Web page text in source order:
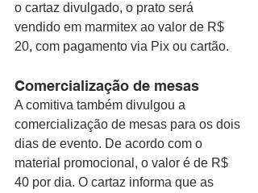
o cartaz divulgado, o prato será
vendido em marmitex ao valor de R$
20, com pagamento via Pix ou cartão.
Comercialização de mesas
A comitiva também divulgou a
comercialização de mesas para os dois
dias de evento. De acordo com o
material promocional, o valor é de R$
40 por dia. O cartaz informa que as